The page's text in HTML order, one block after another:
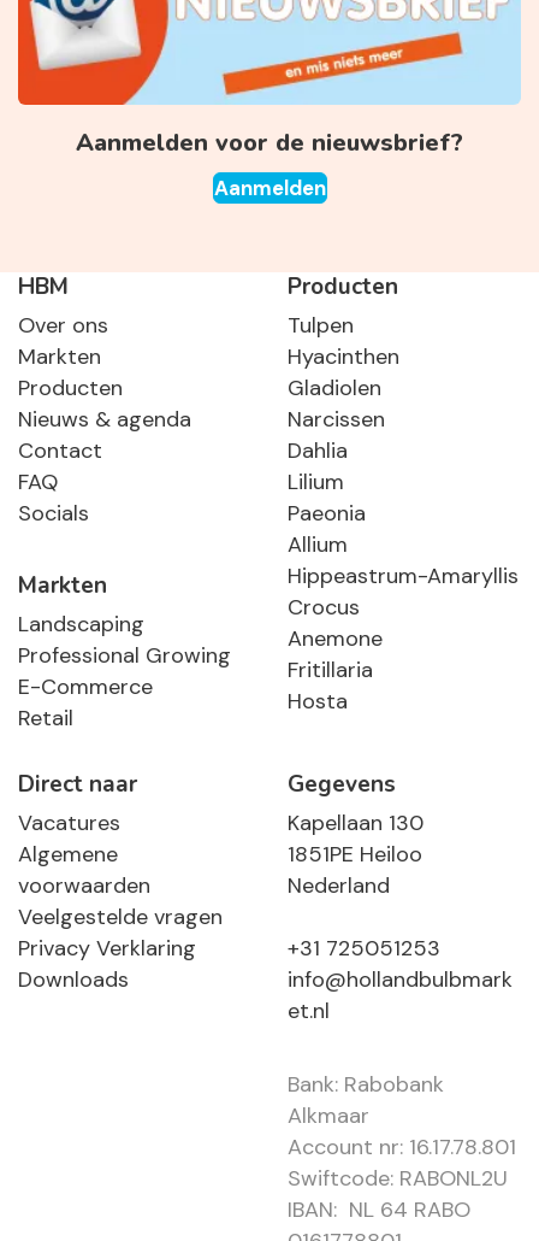
Aanmelden voor de nieuwsbrief?
Aanmelden
HBM
Over ons
Markten
Producten
Nieuws & agenda
Contact
FAQ
Socials
Markten
Landscaping
Professional Growing
E-Commerce
Retail
Producten
Tulpen
Hyacinthen
Gladiolen
Narcissen
Dahlia
Lilium
Paeonia
Allium
Hippeastrum-Amaryllis
Crocus
Anemone
Fritillaria
Hosta
Direct naar
Vacatures
Algemene
voorwaarden
Veelgestelde vragen
Privacy Verklaring
Downloads
Gegevens
Kapellaan 130
1851PE Heiloo
Nederland
+31 725051253
info@hollandbulbmark
et.nl
Bank: Rabobank
Alkmaar
Account nr: 16.17.78.801
Swiftcode: RABONL2U
IBAN: NL 64 RABO